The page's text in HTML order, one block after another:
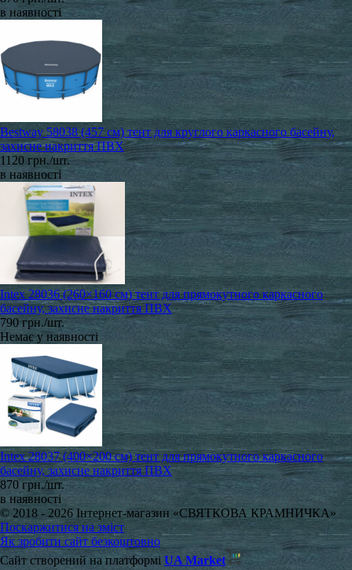
в наявності
Bestway 58038 (457 см) тент для круглого каркасного басейну,
захисне накриття ПВХ
1120 грн./шт.
в наявності
Intex 28036 (260×160 см) тент для прямокутного каркасного
басейну, захисне накриття ПВХ
790 грн./шт.
Немає у наявності
Intex 28037 (400×200 см) тент для прямокутного каркасного
басейну, захисне накриття ПВХ
870 грн./шт.
в наявності
© 2018 - 2026 Інтернет-магазин «СВЯТКОВА КРАМНИЧКА»
Поскаржитися на зміст
Як зробити сайт безкоштовно
Сайт створений на платформі UA Market